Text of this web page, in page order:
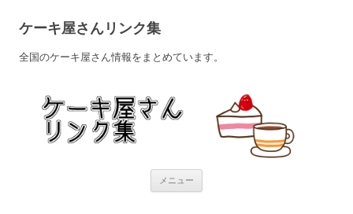
ケーキ屋さんリンク集
全国のケーキ屋さん情報をまとめています。
メニュー